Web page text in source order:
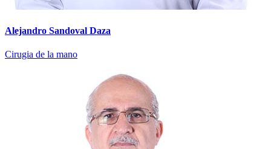
Alejandro Sandoval Daza
Cirugia de la mano